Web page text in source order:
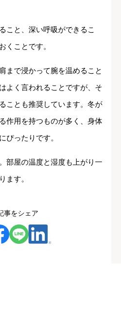
こと、深い呼吸ができるこ
くことです。
まで浸かって腕を温めること
よく言われることですが、そ
ことも推奨しています。冬が
作用を持つものが多く、身体
ぴったりです。
部屋の温度と湿度も上がり一
ます。
事をシェア